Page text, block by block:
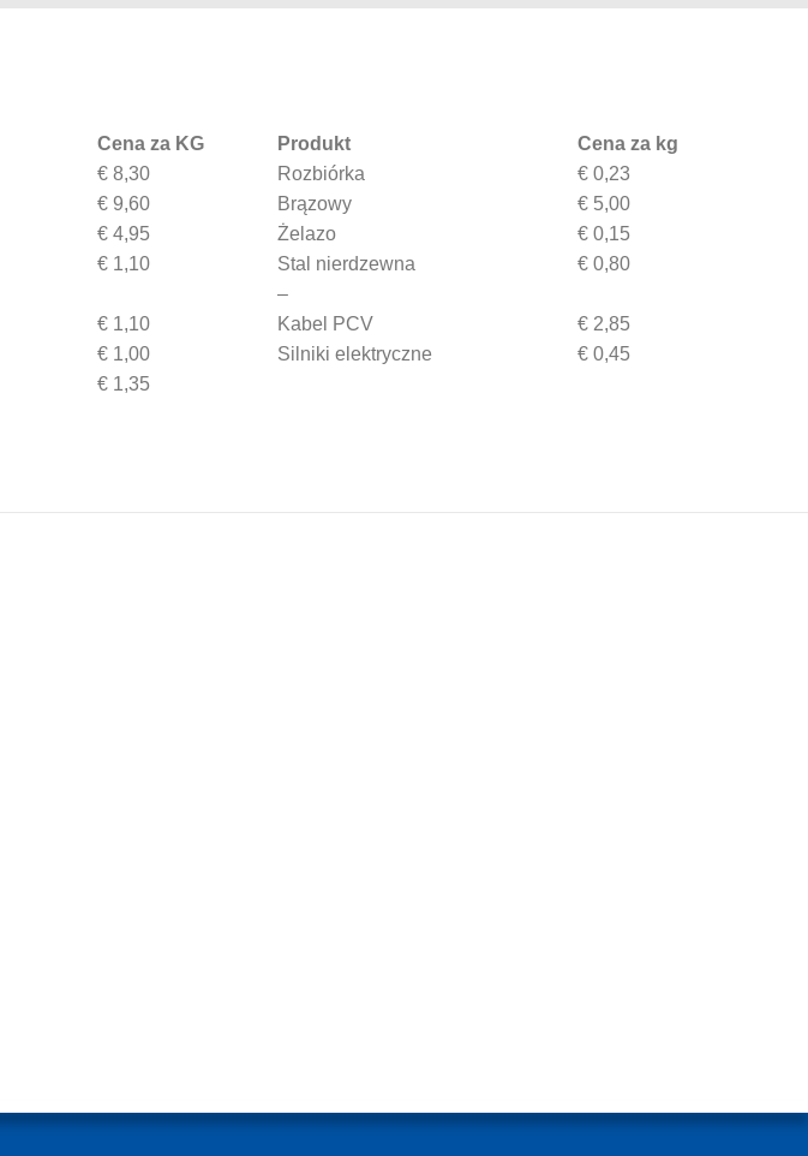
Cena za KG
€ 8,30
€ 9,60
€ 4,95
€ 1,10
€ 1,10
€ 1,00
€ 1,35
Produkt
Cena za kg
Rozbiórka
€ 0,23
Brązowy
€ 5,00
Żelazo
€ 0,15
Stal nierdzewna
€ 0,80
–
Kabel PCV
€ 2,85
Silniki elektryczne
€ 0,45